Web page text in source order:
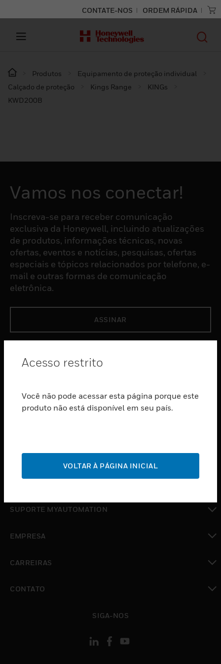
CONTATE-NOS ORDEM RÁPIDA
Produtos
Equipamento de proteção individual
Calçado de proteção
Kings Range
KINGs
KWD200B
Vamos nos conectar!
Inscreva-se para receber comunicação
exclusiva da Honeywell, incluindo atualizações
de produtos, informações técnicas, novas
ofertas, eventos e notícias, pesquisas, ofertas
especiais e tópicos relacionados por telefone, e-
mail e outras formas de comunicação
eletrônica.
ASSINAR
toggle view
toggle view
SERVIÇOS
SUPORTE
toggle view
toggle view
SUPORTE MYAUTOMATION
EMPRESA
CARREIRAS
CONTATO
SIGA-NOS
Acesso restrito
Você não pode acessar esta página porque este
produto não está disponível em seu país.
VOLTAR À PÁGINA INICIAL